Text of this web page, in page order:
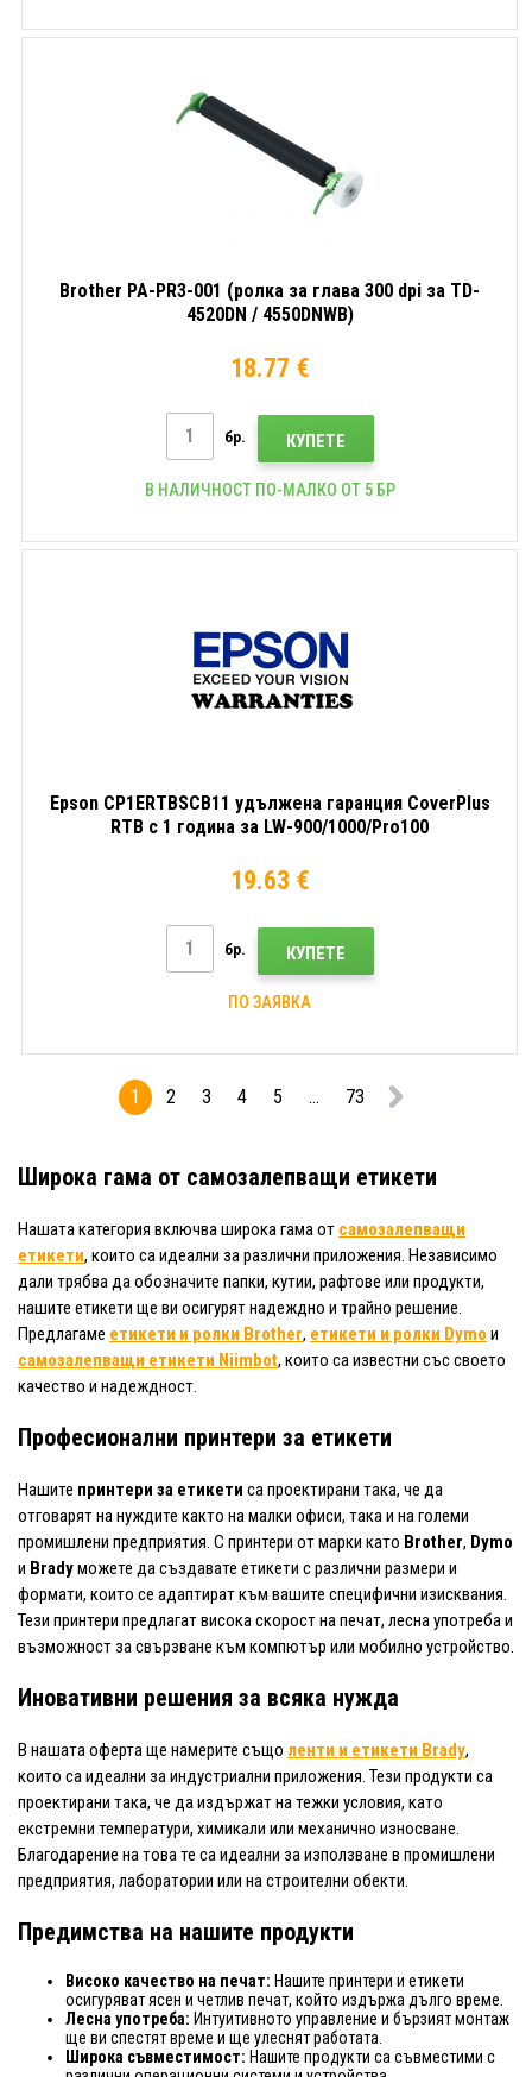
Brother PA-PR3-001 (ролка за глава 300 dpi за TD-
4520DN / 4550DNWB)
18.77 €
бр. КУПЕТЕ
В НАЛИЧНОСТ ПО-МАЛКО ОТ 5 БР
Epson CP1ERTBSCB11 удължена гаранция CoverPlus
RTB с 1 година за LW-900/1000/Pro100
19.63 €
бр. КУПЕТЕ
ПО ЗАЯВКА
1 2 3 4 5 ... 73
Широка гама от самозалепващи етикети
Нашата категория включва широка гама от самозалепващи
етикети, които са идеални за различни приложения. Независимо
дали трябва да обозначите папки, кутии, рафтове или продукти,
нашите етикети ще ви осигурят надеждно и трайно решение.
Предлагаме етикети и ролки Brother, етикети и ролки Dymo и
самозалепващи етикети Niimbot, които са известни със своето
качество и надеждност.
Професионални принтери за етикети
Нашите принтери за етикети са проектирани така, че да
отговарят на нуждите както на малки офиси, така и на големи
промишлени предприятия. С принтери от марки като Brother, Dymo
и Bradyможете да създавате етикети с различни размери и
формати, които се адаптират към вашите специфични изисквания.
Тези принтери предлагат висока скорост на печат, лесна употреба и
възможност за свързване към компютър или мобилно устройство.
Иновативни решения за всяка нужда
В нашата оферта ще намерите също ленти и етикети Brady,
които са идеални за индустриални приложения. Тези продукти са
проектирани така, че да издържат на тежки условия, като
екстремни температури, химикали или механично износване.
Благодарение на това те са идеални за използване в промишлени
предприятия, лаборатории или на строителни обекти.
Предимства на нашите продукти
Високо качество на печат: Нашите принтери и етикети
осигуряват ясен и четлив печат, който издържа дълго време.
Лесна употреба: Интуитивното управление и бързият монтаж
ще ви спестят време и ще улеснят работата.
Широка съвместимост: Нашите продукти са съвместими с